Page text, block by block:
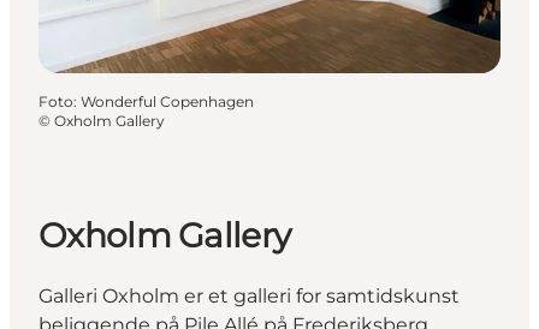
Foto: Wonderful Copenhagen
© Oxholm Gallery
Oxholm Gallery
Galleri Oxholm er et galleri for samtidskunst